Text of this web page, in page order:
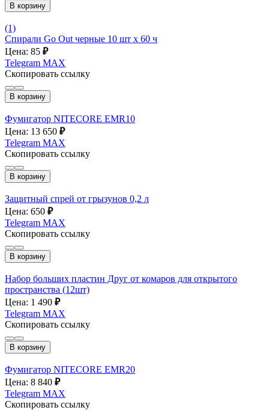
В корзину
(1)
Спирали Go Out черные 10 шт х 60 ч
Цена: 85 ₽
Telegram MAX
Скопировать ссылку
В корзину
Фумигатор NITECORE EMR10
Цена: 13 650 ₽
Telegram MAX
Скопировать ссылку
В корзину
Защитный спрей от грызунов 0,2 л
Цена: 650 ₽
Telegram MAX
Скопировать ссылку
В корзину
Набор больших пластин Друг от комаров для открытого
пространства (12шт)
Цена: 1 490 ₽
Telegram MAX
Скопировать ссылку
В корзину
Фумигатор NITECORE EMR20
Цена: 8 840 ₽
Telegram MAX
Скопировать ссылку